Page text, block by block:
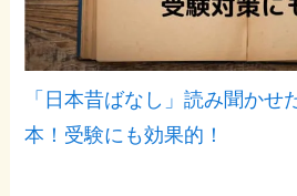
「日本昔ばなし」読み聞かせ
本！受験にも効果的！